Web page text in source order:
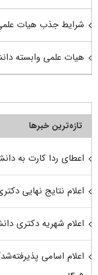
شرایط جذب هیات
هیات علمی وابسته
تازه‌ترین خبرها
اعطای ردا کارت به
اعلام نتایج نهایی
اعلام شهریه دکتری
اعلام اسامی